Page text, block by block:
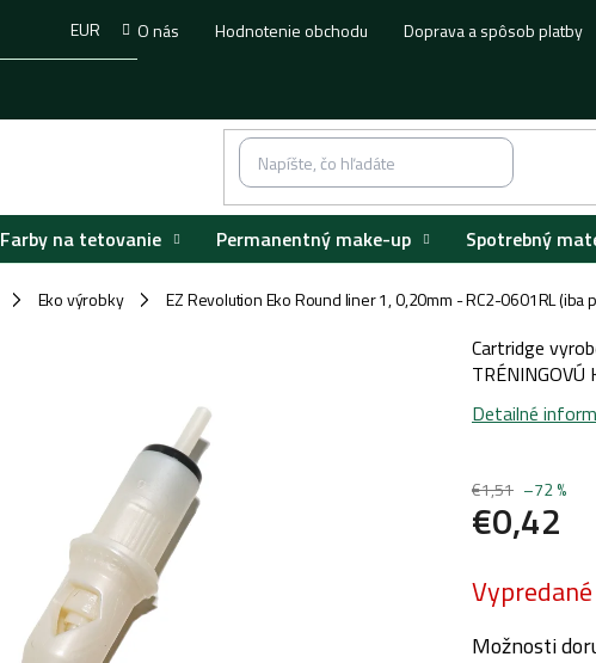
O nás Hodnotenie obchodu Doprava a spôsob platby
EUR
Farby na tetovanie Permanentný make-up Spotrebný
/ Eko výrobky / EZ Revolution Eko Round liner 1, 0,20mm - RC2-0601RL (iba
€1,51 –72 %
€0,42
cena:
Vypredané
Možnosti
Cartridge
TRÉNINGOVÚ
Detailné